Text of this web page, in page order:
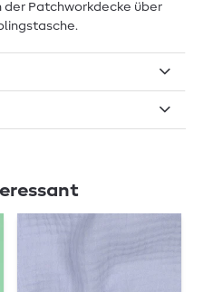
der Patchworkdecke über